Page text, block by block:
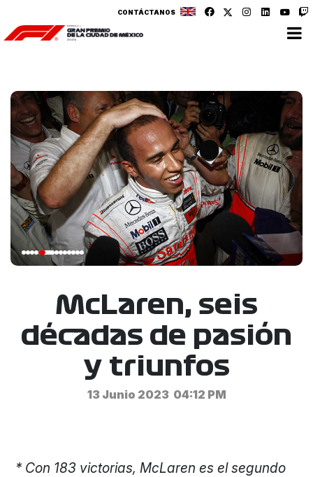
CONTÁCTANOS
McLaren, seis
décadas de pasión
y triunfos
13 Junio 2023 04:12 PM
* Con 183 victorias, McLaren es el segundo